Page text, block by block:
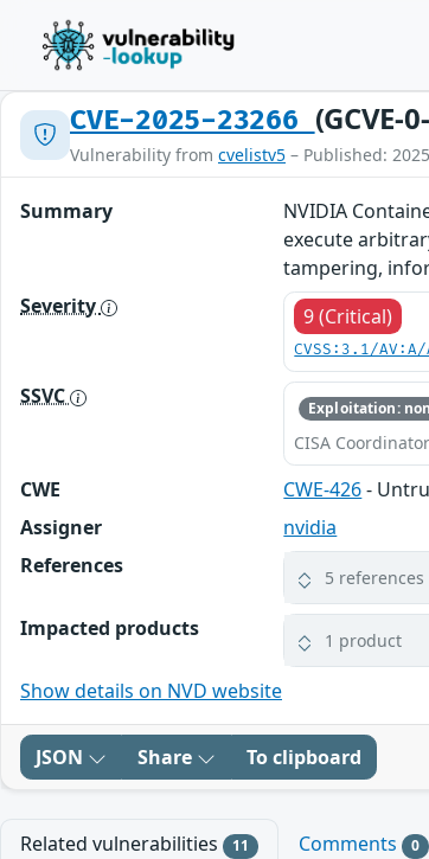
CVE-2025-23266 (GCVE-
Vulnerability from cvelistv5 – Published:
Summary
NVIDIA
execute
tampering,
Severity
9 (Critical)
CVSS:3.1/
SSVC Exploitation:
CISA
CWE CWE-426-
Assigner
nvidia
References
5 references
Impacted products 1 product
Show details on NVD website
JSON Share To clipboard
Related vulnerabilities 11 Comments 0